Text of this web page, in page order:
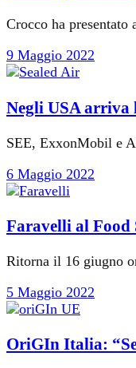
Crocco ha
9 Maggio 2022
Negli USA
SEE, ExxonMobil e
6 Maggio 2022
Faravelli al Food
Ritorna il 16 giugno
5 Maggio 2022
OriGIn Italia: